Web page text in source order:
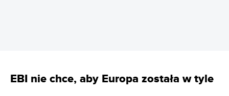
EBI nie chce, aby Europa została w tyle